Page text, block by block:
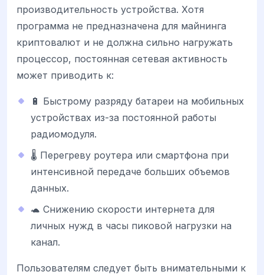
производительность устройства. Хотя
программа не предназначена для майнинга
криптовалют и не должна сильно нагружать
процессор, постоянная сетевая активность
может приводить к:
🔋 Быстрому разряду батареи на мобильных
устройствах из-за постоянной работы
радиомодуля.
🌡️ Перегреву роутера или смартфона при
интенсивной передаче больших объемов
данных.
🐢 Снижению скорости интернета для
личных нужд в часы пиковой нагрузки на
канал.
Пользователям следует быть внимательными к